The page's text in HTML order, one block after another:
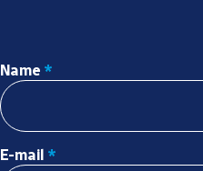
Name *
E-mail *